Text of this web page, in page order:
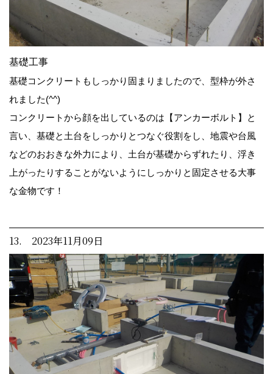
基礎工事
基礎コンクリートもしっかり固まりましたので、型枠が外さ
れました(^^)
コンクリートから顔を出しているのは【アンカーボルト】と
言い、基礎と土台をしっかりとつなぐ役割をし、地震や台風
などのおおきな外力により、土台が基礎からずれたり、浮き
上がったりすることがないようにしっかりと固定させる大事
な金物です！
13. 2023年11月09日